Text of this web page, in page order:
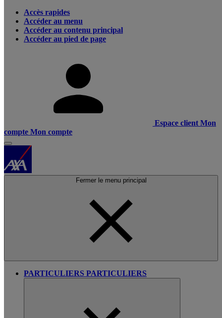
Accès rapides
Accéder au menu
Accéder au contenu principal
Accéder au pied de page
Espace client Mon
compte Mon compte
Fermer le menu principal
PARTICULIERS PARTICULIERS